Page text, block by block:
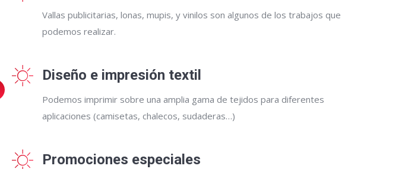
Vallas publicitarias, lonas, mupis, y vinilos son algunos de los trabajos que
podemos realizar.
Diseño e impresión textil
Podemos imprimir sobre una amplia gama de tejidos para diferentes
aplicaciones (camisetas, chalecos, sudaderas…)
Promociones especiales